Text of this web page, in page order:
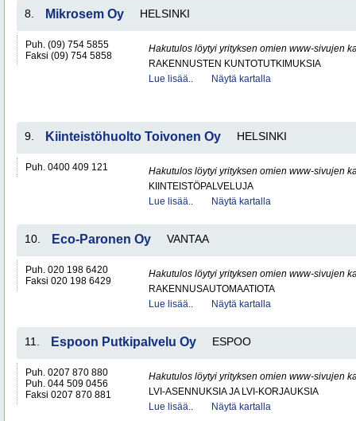
8. Mikrosem Oy HELSINKI
Puh. (09) 754 5855
Faksi (09) 754 5858
Hakutulos löytyi yrityksen omien www-sivujen
RAKENNUSTEN KUNTOTUTKIMUKSIA
Lue lisää..
Näytä kartalla
9. Kiinteistöhuolto Toivonen Oy HELSINKI
Puh. 0400 409 121
Hakutulos löytyi yrityksen omien www-sivujen
KIINTEISTÖPALVELUJA
Lue lisää..
Näytä kartalla
10. Eco-Paronen Oy VANTAA
Puh. 020 198 6420
Faksi 020 198 6429
Hakutulos löytyi yrityksen omien www-sivujen
RAKENNUSAUTOMAATIOTA
Lue lisää..
Näytä kartalla
11. Espoon Putkipalvelu Oy ESPOO
Puh. 0207 870 880
Puh. 044 509 0456
Faksi 0207 870 881
Hakutulos löytyi yrityksen omien www-sivujen
LVI-ASENNUKSIA JA LVI-KORJAUKSIA
Lue lisää..
Näytä kartalla